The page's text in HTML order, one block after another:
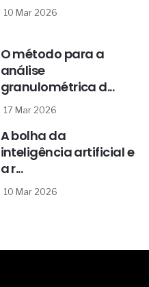
10 Mar 2026
O método para a
análise
granulométrica d...
17 Mar 2026
A bolha da
inteligência artificial e
a r...
10 Mar 2026